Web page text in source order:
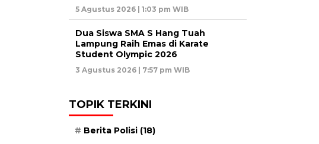
5 Agustus 2026 | 1:03 pm WIB
Dua Siswa SMA S Hang Tuah
Lampung Raih Emas di Karate
Student Olympic 2026
3 Agustus 2026 | 7:57 pm WIB
TOPIK TERKINI
Berita Polisi (18)